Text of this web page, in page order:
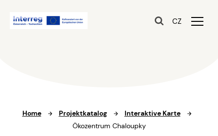
CZ
Home Projektkatalog
Interaktive Karte
Ökozentrum Chaloupky